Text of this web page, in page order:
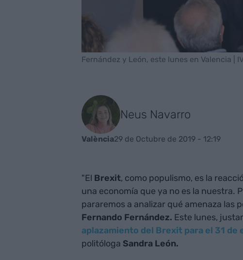
Fernández y León, este lunes en Valencia |
Neus Navarro
València29 de Octubre de 2019 - 12:19
"El Brexit, como populismo, es la
una economía que ya no es la nuestra.
pararemos a analizar qué amenaza las
Fernando Fernández. Este lunes,
aplazamiento del Brexit para el 31 de
politóloga Sandra León.